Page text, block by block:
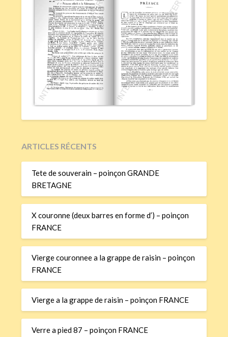
ARTICLES RÉCENTS
Tete de souverain – poinçon GRANDE
BRETAGNE
X couronne (deux barres en forme d’) – poinçon
FRANCE
Vierge couronnee a la grappe de raisin – poinçon
FRANCE
Vierge a la grappe de raisin – poinçon FRANCE
Verre a pied 87 – poinçon FRANCE